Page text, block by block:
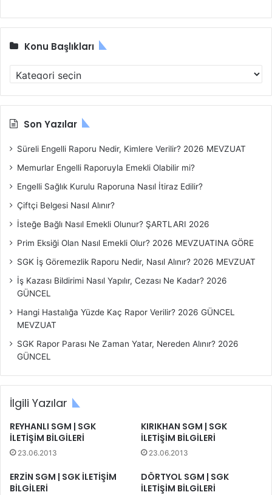
Konu Başlıkları
o
n
B
ş
ı
k
r
Son Yazılar
Süreli Engelli Raporu Nedir, Kimlere Verilir? 2026 MEVZUAT
Memurlar Engelli Raporuyla Emekli Olabilir mi?
Engelli Sağlık Kurulu Raporuna Nasıl İtiraz Edilir?
Çiftçi Belgesi Nasıl Alınır?
İsteğe Bağlı Nasıl Emekli Olunur? ŞARTLARI 2026
Prim Eksiği Olan Nasıl Emekli Olur? 2026 MEVZUATINA GÖRE
SGK İş Göremezlik Raporu Nedir, Nasıl Alınır? 2026 MEVZUAT
İş Kazası Bildirimi Nasıl Yapılır, Cezası Ne Kadar? 2026
GÜNCEL
Hangi Hastalığa Yüzde Kaç Rapor Verilir? 2026 GÜNCEL
MEVZUAT
SGK Rapor Parası Ne Zaman Yatar, Nereden Alınır? 2026
GÜNCEL
İlgili Yazılar
REYHANLI SGM | SGK
İLETİŞİM BİLGİLERİ
23.06.2013
KIRIKHAN SGM | SGK
İLETİŞİM BİLGİLERİ
23.06.2013
ERZİN SGM | SGK İLETİŞİM
BİLGİLERİ
DÖRTYOL SGM | SGK
İLETİŞİM BİLGİLERİ